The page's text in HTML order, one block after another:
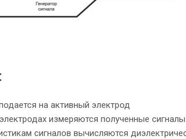
на активный электрод
измеряются полученные
сигналов вычисляются